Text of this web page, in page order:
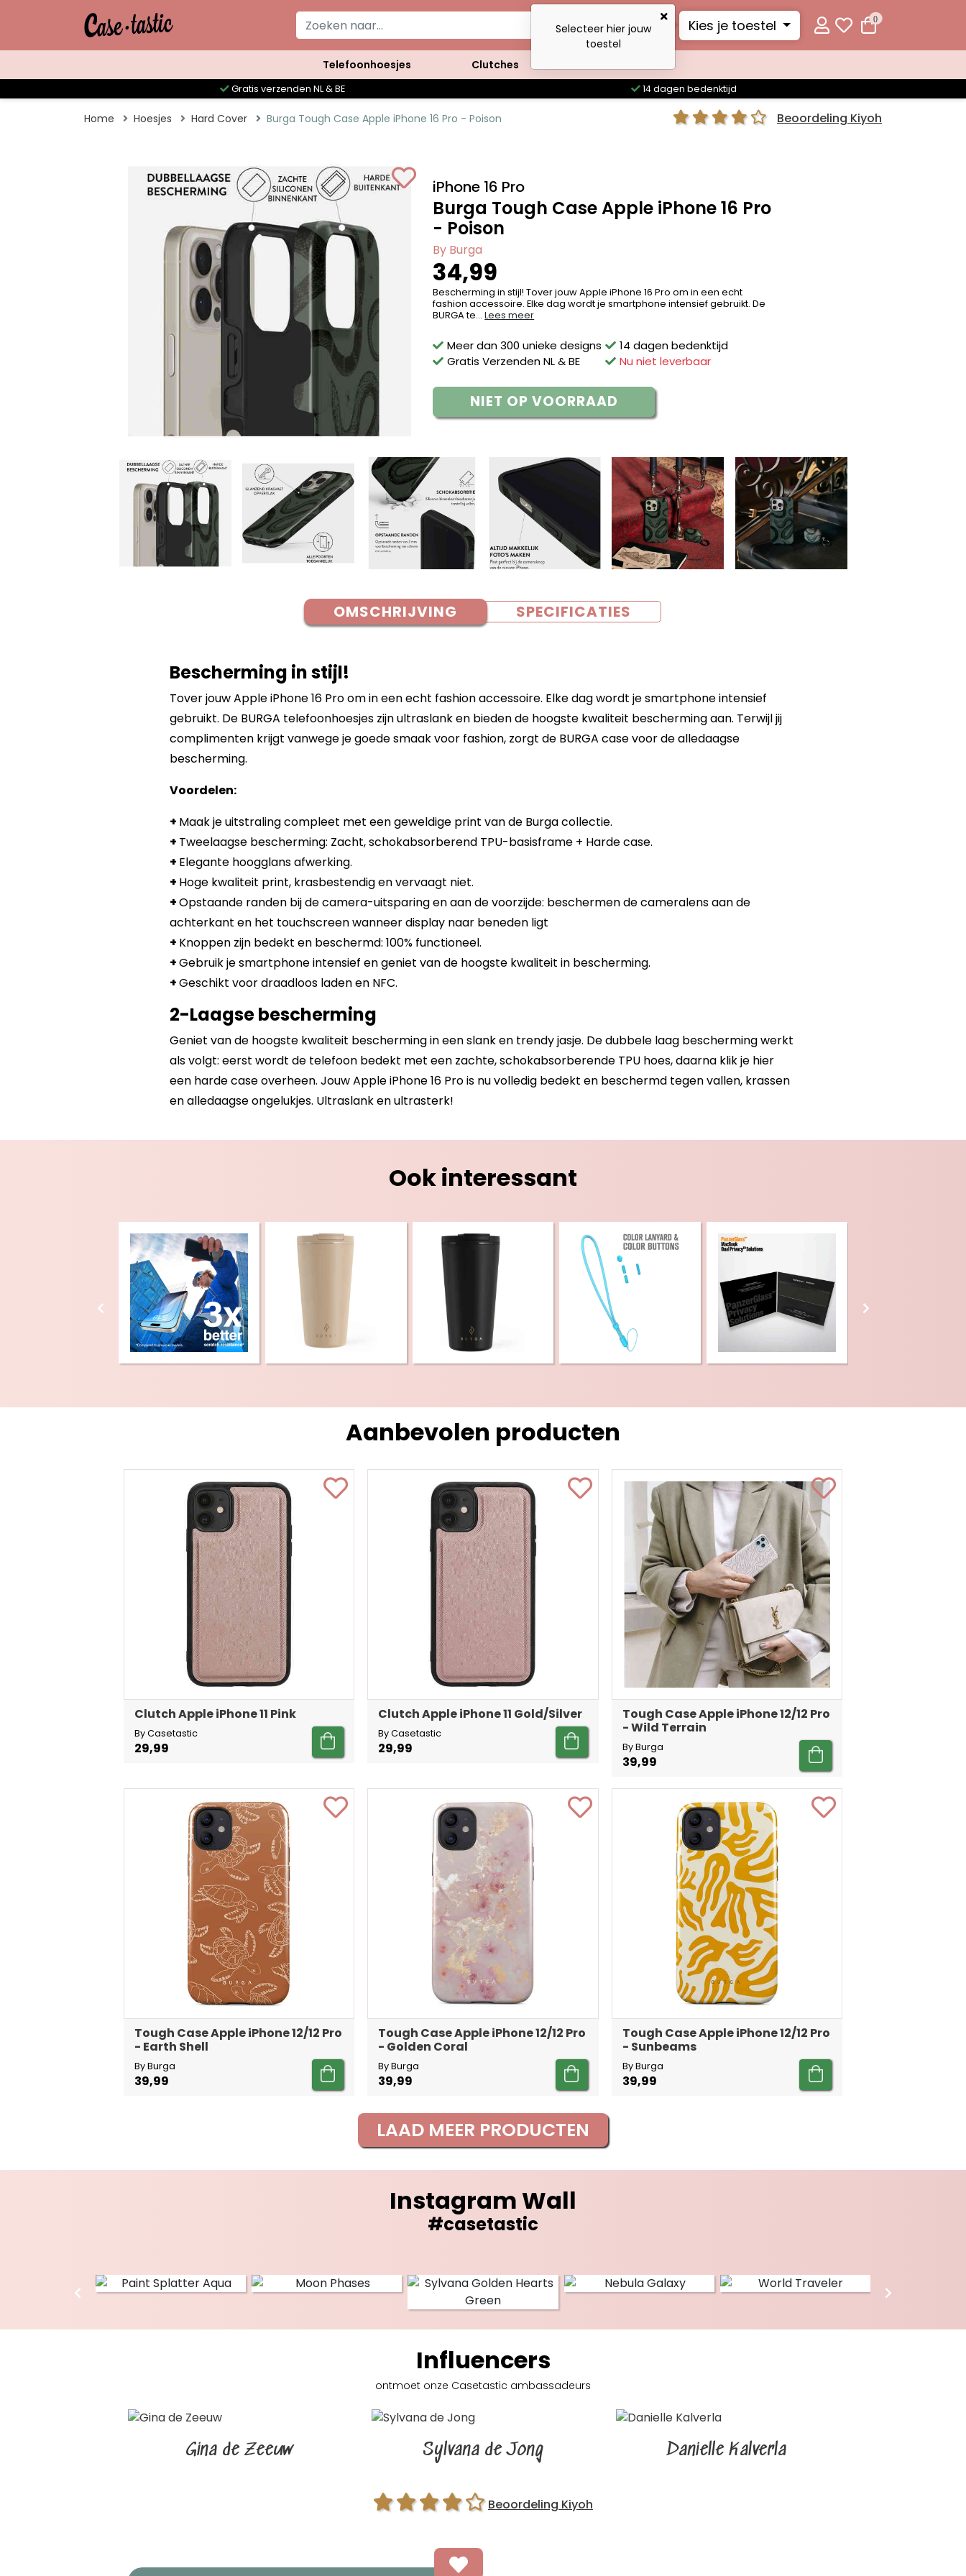
Kies je toestel 0
Telefoonhoesjes Clutches
Gratis verzenden NL & BE 14 dagen bedenktijd
Home Hoesjes Hard Cover Burga Tough Case Apple iPhone 16 Pro - Poison Beoordeling Kiyoh
iPhone 16 Pro
Burga Tough Case Apple iPhone 16 Pro
- Poison
By Burga
34,99
Bescherming in stijl! Tover jouw Apple iPhone 16 Pro om in een echt
fashion accessoire. Elke dag wordt je smartphone intensief gebruikt. De
BURGA te...Lees meer
Meer dan 300 unieke designs
Gratis Verzenden NL & BE
14 dagen bedenktijd
Nu niet leverbaar
NIET OP VOORRAAD
OMSCHRIJVING SPECIFICATIES
Bescherming in stijl!
Tover jouw Apple iPhone 16 Pro om in een echt fashion accessoire. Elke dag wordt je smartphone intensief
gebruikt. De BURGA telefoonhoesjes zijn ultraslank en bieden de hoogste kwaliteit bescherming aan. Terwijl jij
complimenten krijgt vanwege je goede smaak voor fashion, zorgt de BURGA case voor de alledaagse
bescherming.
Voordelen:
+ Maak je uitstraling compleet met een geweldige print van de Burga collectie.
+ Tweelaagse bescherming: Zacht, schokabsorberend TPU-basisframe + Harde case.
+ Elegante hoogglans afwerking.
+ Hoge kwaliteit print, krasbestendig en vervaagt niet.
+Opstaande randen bij de camera-uitsparing en aan de voorzijde: beschermen de cameralens aan de
achterkant en het touchscreen wanneer display naar beneden ligt
+ Knoppen zijn bedekt en beschermd: 100% functioneel.
+Gebruik je smartphone intensief en geniet van de hoogste kwaliteit in bescherming.
+Geschikt voor draadloos laden en NFC.
2-Laagse bescherming
Geniet van de hoogste kwaliteit bescherming in een slank en trendy jasje. De dubbele laag bescherming werkt
als volgt: eerst wordt de telefoon bedekt met een zachte, schokabsorberende TPU hoes, daarna klik je hier
een harde case overheen. Jouw Apple iPhone 16 Pro is nu volledig bedekt en beschermd tegen vallen, krassen
en alledaagse ongelukjes. Ultraslank en ultrasterk!
Ook interessant
Aanbevolen producten
Clutch Apple iPhone 11 Pink
By Casetastic
29,99
Clutch Apple iPhone 11 Gold/Silver
By Casetastic
29,99
Tough Case Apple iPhone 12/12 Pro
- Wild Terrain
By Burga
39,99
Tough Case Apple iPhone 12/12 Pro
- Earth Shell
By Burga
39,99
Tough Case Apple iPhone 12/12 Pro
- Golden Coral
By Burga
39,99
Tough Case Apple iPhone 12/12 Pro
- Sunbeams
By Burga
39,99
LAAD MEER PRODUCTEN
Instagram Wall
#casetastic
Influencers
ontmoet onze Casetastic ambassadeurs
Gina de Zeeuw Sylvana de Jong Danielle Kalverla
Beoordeling Kiyoh
Selecteer hier jouw
toestel